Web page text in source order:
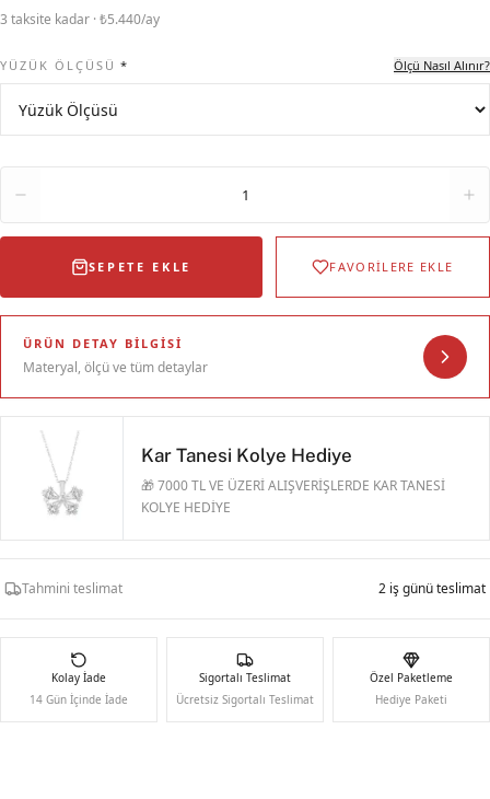
3 taksite kadar · ₺5.440/ay
YÜZÜK ÖLÇÜSÜ * Ölçü Nasıl Alınır?
1
SEPETE EKLE FAVORİLERE EKLE
ÜRÜN DETAY BILGISI
Materyal, ölçü ve tüm detaylar
Kar Tanesi Kolye Hediye
🎁 7000 TL VE ÜZERİ ALIŞVERİŞLERDE KAR TANESİ
KOLYE HEDİYE
Tahmini teslimat 2 iş günü teslimat
Kolay İade
14 Gün İçinde İade
Sigortalı Teslimat
Ücretsiz Sigortalı Teslimat
Özel Paketleme
Hediye Paketi